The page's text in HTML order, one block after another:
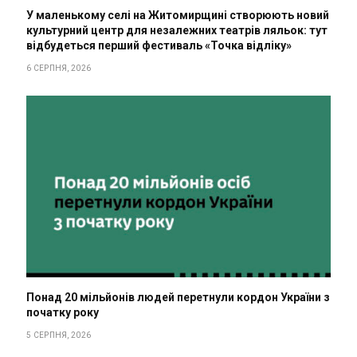
У маленькому селі на Житомирщині створюють новий
культурний центр для незалежних театрів ляльок: тут
відбудеться перший фестиваль «Точка відліку»
6 СЕРПНЯ, 2026
Понад 20 мільйонів людей перетнули кордон України з
початку року
5 СЕРПНЯ, 2026